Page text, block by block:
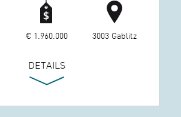
€ 1.960.000 3003 Gablitz
DETAILS